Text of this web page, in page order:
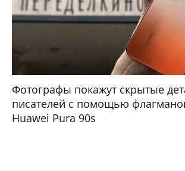
Фотографы покажут скрытые
писателей с помощью
Huawei Pura 90s